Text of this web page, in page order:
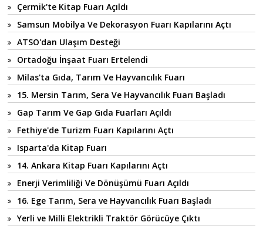
Çermik'te Kitap Fuarı Açıldı
Samsun Mobilya Ve Dekorasyon Fuarı Kapılarını Açtı
ATSO'dan Ulaşım Desteği
Ortadoğu İnşaat Fuarı Ertelendi
Milas'ta Gıda, Tarım Ve Hayvancılık Fuarı
15. Mersin Tarım, Sera Ve Hayvancılık Fuarı Başladı
Gap Tarım Ve Gap Gıda Fuarları Açıldı
Fethiye'de Turizm Fuarı Kapılarını Açtı
Isparta'da Kitap Fuarı
14. Ankara Kitap Fuarı Kapılarını Açtı
Enerji Verimliliği Ve Dönüşümü Fuarı Açıldı
16. Ege Tarım, Sera ve Hayvancılık Fuarı Başladı
Yerli ve Milli Elektrikli Traktör Görücüye Çıktı